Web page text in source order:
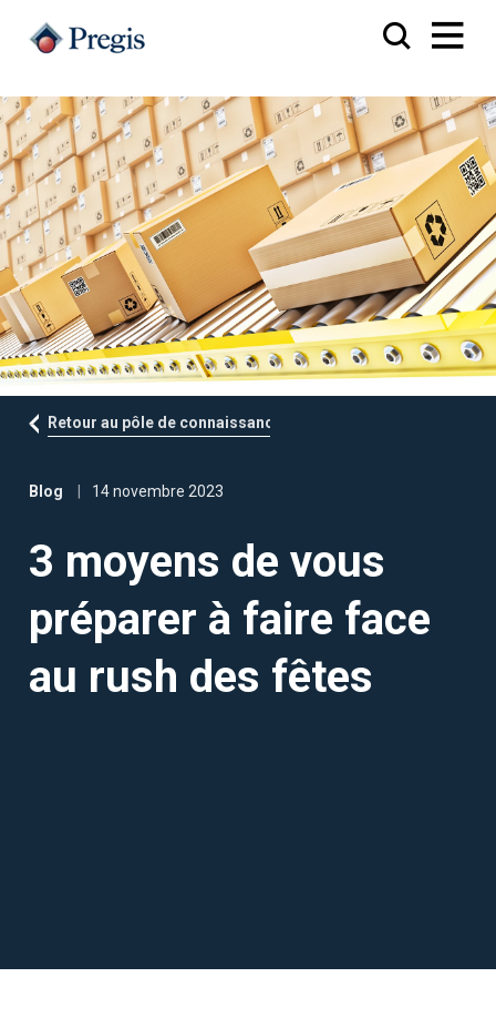
Retour au pôle de connaissances
Blog 14 novembre 2023
3 moyens de vous
préparer à faire face
au rush des fêtes